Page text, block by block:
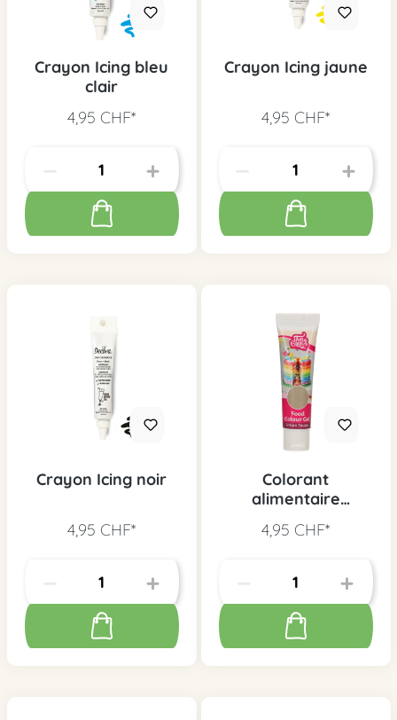
Crayon Icing bleu
clair
4,95 CHF*
Crayon Icing jaune
4,95 CHF*
Crayon Icing noir
4,95 CHF*
Colorant
alimentaire
30g
4,95 CHF*